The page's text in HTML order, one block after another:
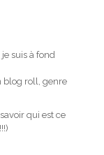
suis à fond
blog roll, genre
qui est ce